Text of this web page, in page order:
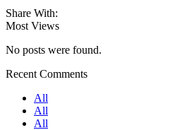
Share With:
Most Views
No posts were found.
Recent Comments
All
All
All